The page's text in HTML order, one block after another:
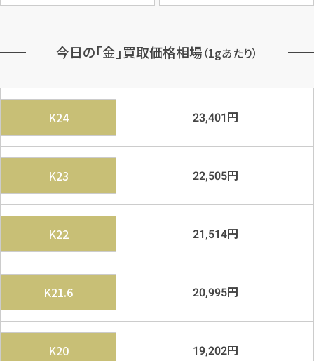
今日の「金」買取価格相場（1gあたり）
K24 23,401円
K23 22,505円
K22 21,514円
K21.6 20,995円
K20 19,202円